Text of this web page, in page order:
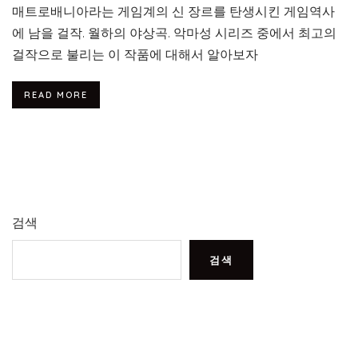
매트로배니아라는 게임계의 신 장르를 탄생시킨 게임역사
에 남을 걸작. 월하의 야상곡. 악마성 시리즈 중에서 최고의
걸작으로 불리는 이 작품에 대해서 알아보자
READ MORE
검색
검색